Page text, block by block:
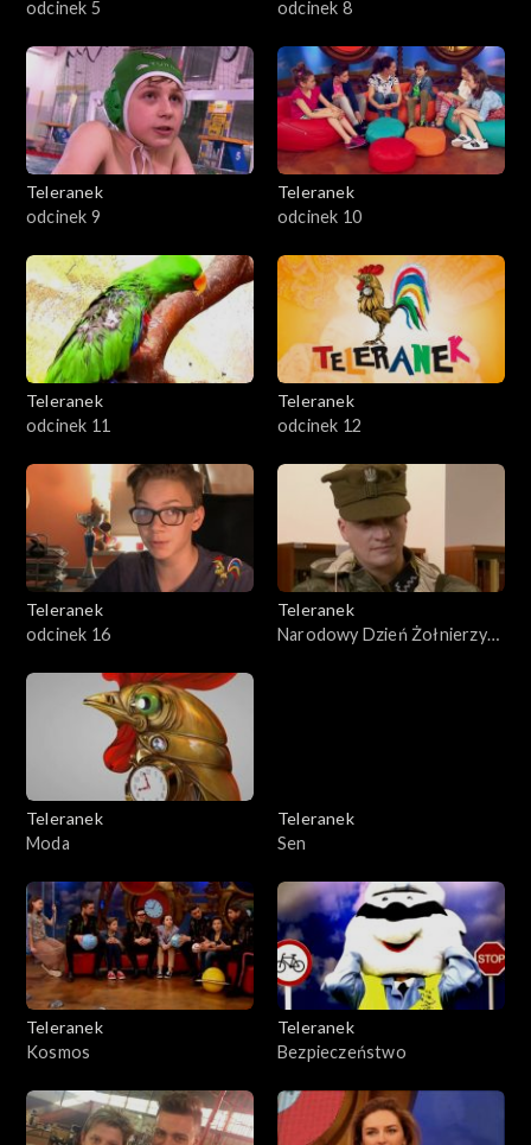
odcinek 5 odcinek 8
Teleranek
odcinek 9
Teleranek
odcinek 10
Teleranek
odcinek 11
Teleranek
odcinek 12
Teleranek
odcinek 16
Teleranek
Narodowy Dzień Żołnierzy
Teleranek
Moda
Teleranek
Sen
Teleranek
Kosmos
Teleranek
Bezpieczeństwo